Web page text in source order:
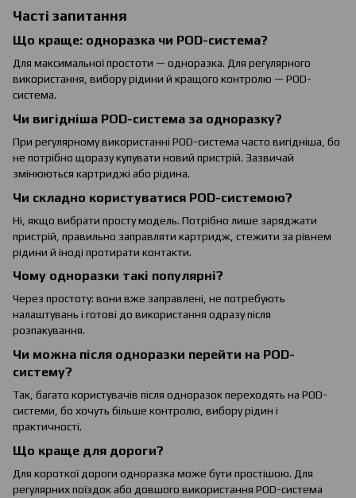
Часті запитання
Що краще: одноразка чи POD-система?
Для максимальної простоти — одноразка. Для регулярного
використання, вибору рідини й кращого контролю — POD-
система.
Чи вигідніша POD-система за одноразку?
При регулярному використанні POD-система часто вигідніша, бо
не потрібно щоразу купувати новий пристрій. Зазвичай
змінюються картриджі або рідина.
Чи складно користуватися POD-системою?
Ні, якщо вибрати просту модель. Потрібно лише заряджати
пристрій, правильно заправляти картридж, стежити за рівнем
рідини й іноді протирати контакти.
Чому одноразки такі популярні?
Через простоту: вони вже заправлені, не потребують
налаштувань і готові до використання одразу після
розпакування.
Чи можна після одноразки перейти на POD-
систему?
Так, багато користувачів після одноразок переходять на POD-
системи, бо хочуть більше контролю, вибору рідин і
практичності.
Що краще для дороги?
Для короткої дороги одноразка може бути простішою. Для
регулярних поїздок або довшого використання POD-система